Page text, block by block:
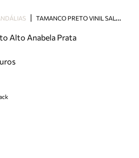
pedidos, devoluções e mais.
e solicite devoluções.
T
AMANCO PRETO VINIL SALTO ALTO ANABELA PRATA
Alto Anabela Prata